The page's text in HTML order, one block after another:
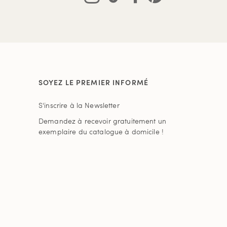
SOYEZ LE PREMIER INFORMÉ
S'inscrire à la Newsletter
Demandez à recevoir gratuitement un
exemplaire du catalogue à domicile !